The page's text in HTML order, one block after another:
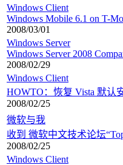
Windows Client
Windows Mobile 6.1 on T-
2008/03/01
Windows Server
Windows Server 2008
2008/02/29
Windows Client
HOWTO：恢复 Vista 默认
2008/02/25
微软与我
收到 微软中文技术论坛
2008/02/25
Windows Client